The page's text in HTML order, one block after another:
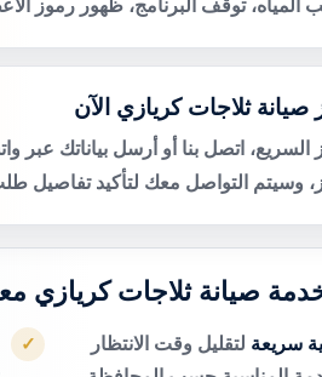
المياه، توقف البرنامج، ظهور رموز
صيانة ثلاجات كريازي الآن
السريع، اتصل بنا أو أرسل بياناتك عبر
وسيتم التواصل معك لتأكيد تفاصيل
خدمة صيانة ثلاجات كريازي
سريعة لتقليل وقت الانتظار
✓